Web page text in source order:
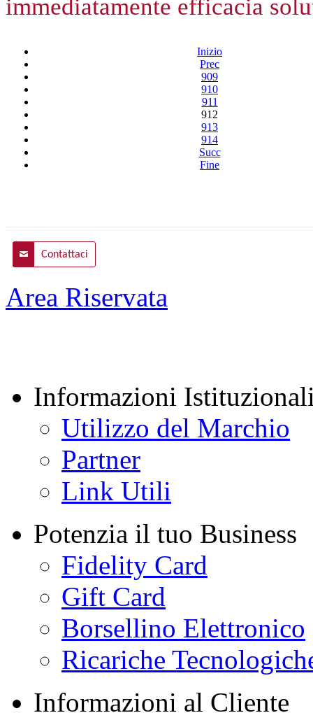
immediatamente efficacia
Inizio
Prec
909
910
911
912
913
914
Succ
Fine
Contattaci
Area Riservata
Informazioni
Utilizzo del Marchio
Partner
Link Utili
Potenzia il tuo Business
Fidelity Card
Gift Card
Borsellino Elettronico
Ricariche
Informazioni al Cliente